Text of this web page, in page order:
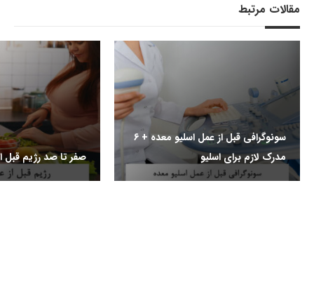
مقالات مرتبط
سونوگرافی قبل از عمل اسلیو معده + 6
مدرک لازم برای اسلیو
صفر تا صد رژیم قبل